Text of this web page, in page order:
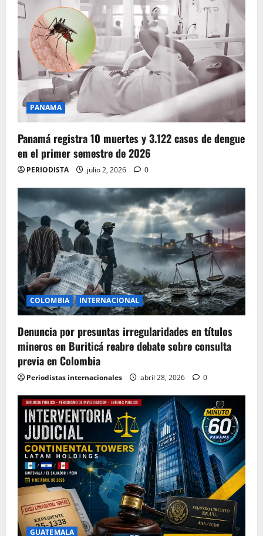
PANAMA
Panamá registra 10 muertes y 3.122 casos de dengue
en el primer semestre de 2026
PERIODISTA julio 2, 2026 0
COLOMBIA INTERNACIONAL
Denuncia por presuntas irregularidades en títulos
mineros en Buriticá reabre debate sobre consulta
previa en Colombia
Periodistas internacionales abril 28, 2026 0
GUATEMALA